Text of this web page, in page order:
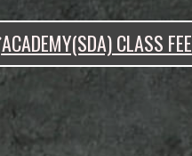
ACADEMY(SDA) CLASS FEE